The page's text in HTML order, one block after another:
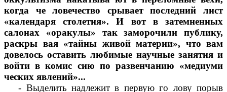
когда че ловечество срывает последний лист
«календаря столетия». И вот в затемненных
салонах «оракулы» так заморочили публику,
раскры вая «тайны живой материи», что вам
довелось оставить любимые научные занятия и
войти в комис сию по развенчанию «медиуми
ческих явлений»...
- Выделить надлежит в первую го лову порыв